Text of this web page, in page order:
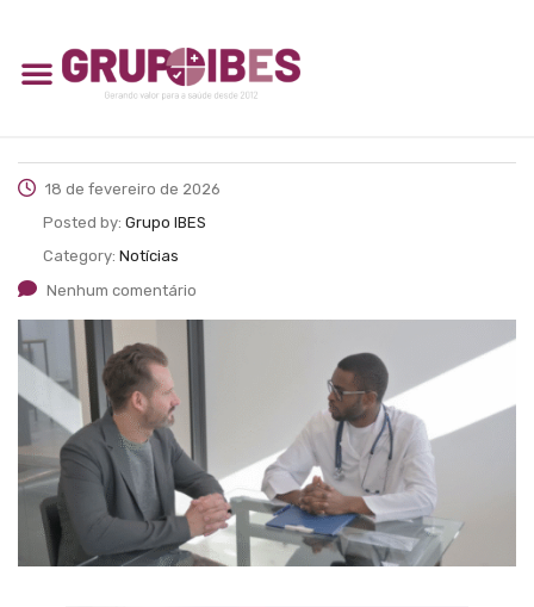
18 de fevereiro de 2026
Posted by: Grupo IBES
Category: Notícias
Nenhum comentário